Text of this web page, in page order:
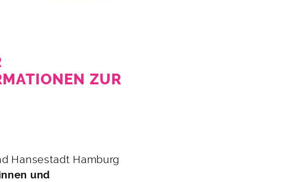
ZUR
Hansestadt Hamburg
und